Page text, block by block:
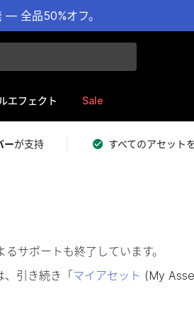
全品50%オフ。
エフェクト Sale
ーが支持 すべてのアセット
サポートも終了しています。
引き続き「 マイアセット (My